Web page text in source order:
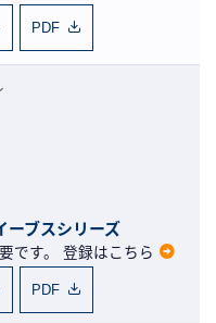
PDF
ーブスシリーズ
です。登録はこちら
PDF